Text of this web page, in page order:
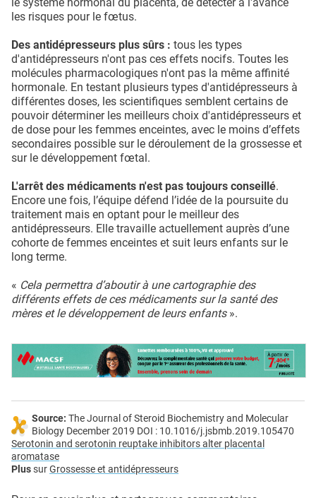
les risques pour le fœtus.
Des antidépresseurs plus sûrs : tous les types
d'antidépresseurs n'ont pas ces effets nocifs. Toutes les
molécules pharmacologiques n'ont pas la même affinité
hormonale. En testant plusieurs types d'antidépresseurs à
différentes doses, les scientifiques semblent certains de
pouvoir déterminer les meilleurs choix d'antidépresseurs et
de dose pour les femmes enceintes, avec le moins d’effets
secondaires possible sur le déroulement de la grossesse et
sur le développement fœtal.
L'arrêt des médicaments n'est pas toujours conseillé.
Encore une fois, l’équipe défend l’idée de la poursuite du
traitement mais en optant pour le meilleur des
antidépresseurs. Elle travaille actuellement auprès d’une
cohorte de femmes enceintes et suit leurs enfants sur le
long terme.
« Cela permettra d’aboutir à une cartographie des
différents effets de ces médicaments sur la santé des
mères et le développement de leurs enfants ».
Source: The Journal of Steroid Biochemistry and Molecular
Biology December 2019 DOI : 10.1016/j.jsbmb.2019.105470
Serotonin and serotonin reuptake inhibitors alter placental
aromatase
PlussurGrossesse et antidépresseurs